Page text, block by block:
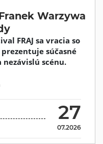
Warzywa
FRAJ sa vracia so
súčasné
scénu.
27
07.2026